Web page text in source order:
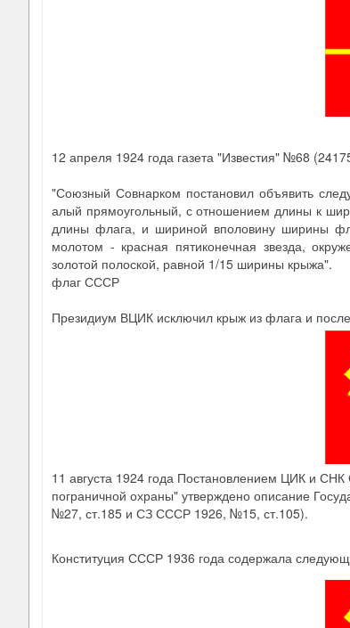
12 апреля 1924 года газета "Известия" №68
"Союзный Совнарком постановил объявить
алый прямоугольный, с отношением длины к
длины флага, и шириной вполовину ширины
молотом - красная пятиконечная звезда,
золотой полоской, равной 1/15 ширины крыжа".
флаг СССР
Президиум ВЦИК исключил крыж из флага и
11 августа 1924 года Постановлением ЦИК и
пограничной охраны" утверждено описание
№27, ст.185 и СЗ СССР 1926, №15, ст.105).
Конституция СССР 1936 года содержала